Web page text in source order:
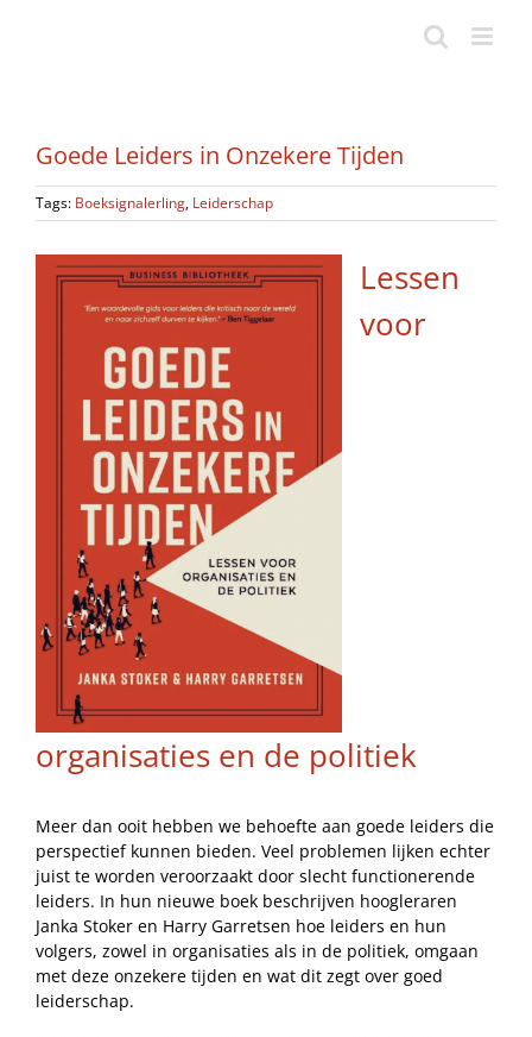
Goede Leiders in Onzekere Tijden
Tags: Boeksignalerling, Leiderschap
Lessen
voor
organisaties en de politiek
Meer dan ooit hebben we behoefte aan goede leiders die
perspectief kunnen bieden. Veel problemen lijken echter
juist te worden veroorzaakt door slecht functionerende
leiders. In hun nieuwe boek beschrijven hoogleraren
Janka Stoker en Harry Garretsen hoe leiders en hun
volgers, zowel in organisaties als in de politiek, omgaan
met deze onzekere tijden en wat dit zegt over goed
leiderschap.